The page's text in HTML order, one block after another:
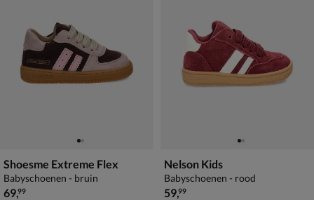
Shoesme Extreme Flex
Babyschoenen - bruin
€ 69,99
69,99
Nelson Kids
Babyschoenen - rood
€ 59,99
59,99